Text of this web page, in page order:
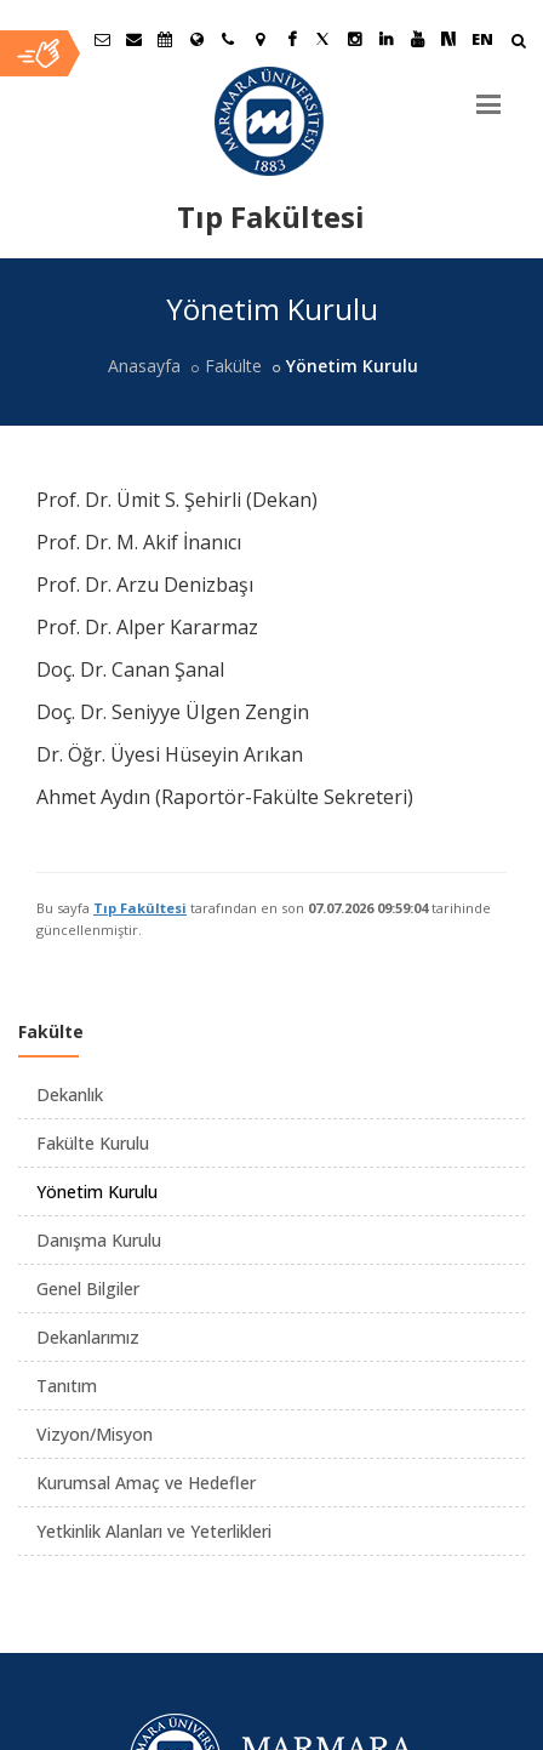
EN
Tıp Fakültesi
Yönetim Kurulu
Anasayfa Fakülte Yönetim Kurulu
Prof. Dr. Ümit S. Şehirli (Dekan)
Prof. Dr. M. Akif İnanıcı
Prof. Dr. Arzu Denizbaşı
Prof. Dr. Alper Kararmaz
Doç. Dr. Canan Şanal
Doç. Dr. Seniyye Ülgen Zengin
Dr. Öğr. Üyesi Hüseyin Arıkan
Ahmet Aydın (Raportör-Fakülte Sekreteri)
Bu sayfa Tıp Fakültesi tarafından en son 07.07.2026 09:59:04tarihinde
güncellenmiştir.
Fakülte
Dekanlık
Fakülte Kurulu
Yönetim Kurulu
Danışma Kurulu
Genel Bilgiler
Dekanlarımız
Tanıtım
Vizyon/Misyon
Kurumsal Amaç ve Hedefler
Yetkinlik Alanları ve Yeterlikleri